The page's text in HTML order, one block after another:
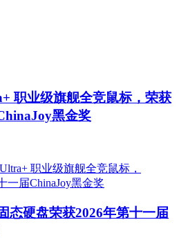
职业级旗舰全竞鼠标，荣获
黑金奖
态硬盘荣获2026年第十一届